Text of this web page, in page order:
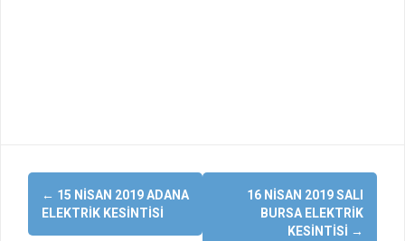
Yazı
dolaşımı
← 15 NISAN 2019 ADANA
ELEKTRIK KESINTISI
16 NISAN 2019 SALI
BURSA ELEKTRIK
KESINTISI →